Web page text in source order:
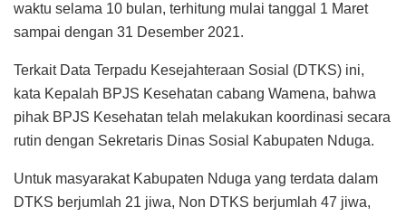
waktu selama 10 bulan, terhitung mulai tanggal 1 Maret
sampai dengan 31 Desember 2021.
Terkait Data Terpadu Kesejahteraan Sosial (DTKS) ini,
kata Kepalah BPJS Kesehatan cabang Wamena, bahwa
pihak BPJS Kesehatan telah melakukan koordinasi secara
rutin dengan Sekretaris Dinas Sosial Kabupaten Nduga.
Untuk masyarakat Kabupaten Nduga yang terdata dalam
DTKS berjumlah 21 jiwa, Non DTKS berjumlah 47 jiwa,